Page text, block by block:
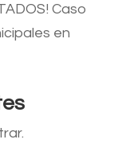
Caso
en